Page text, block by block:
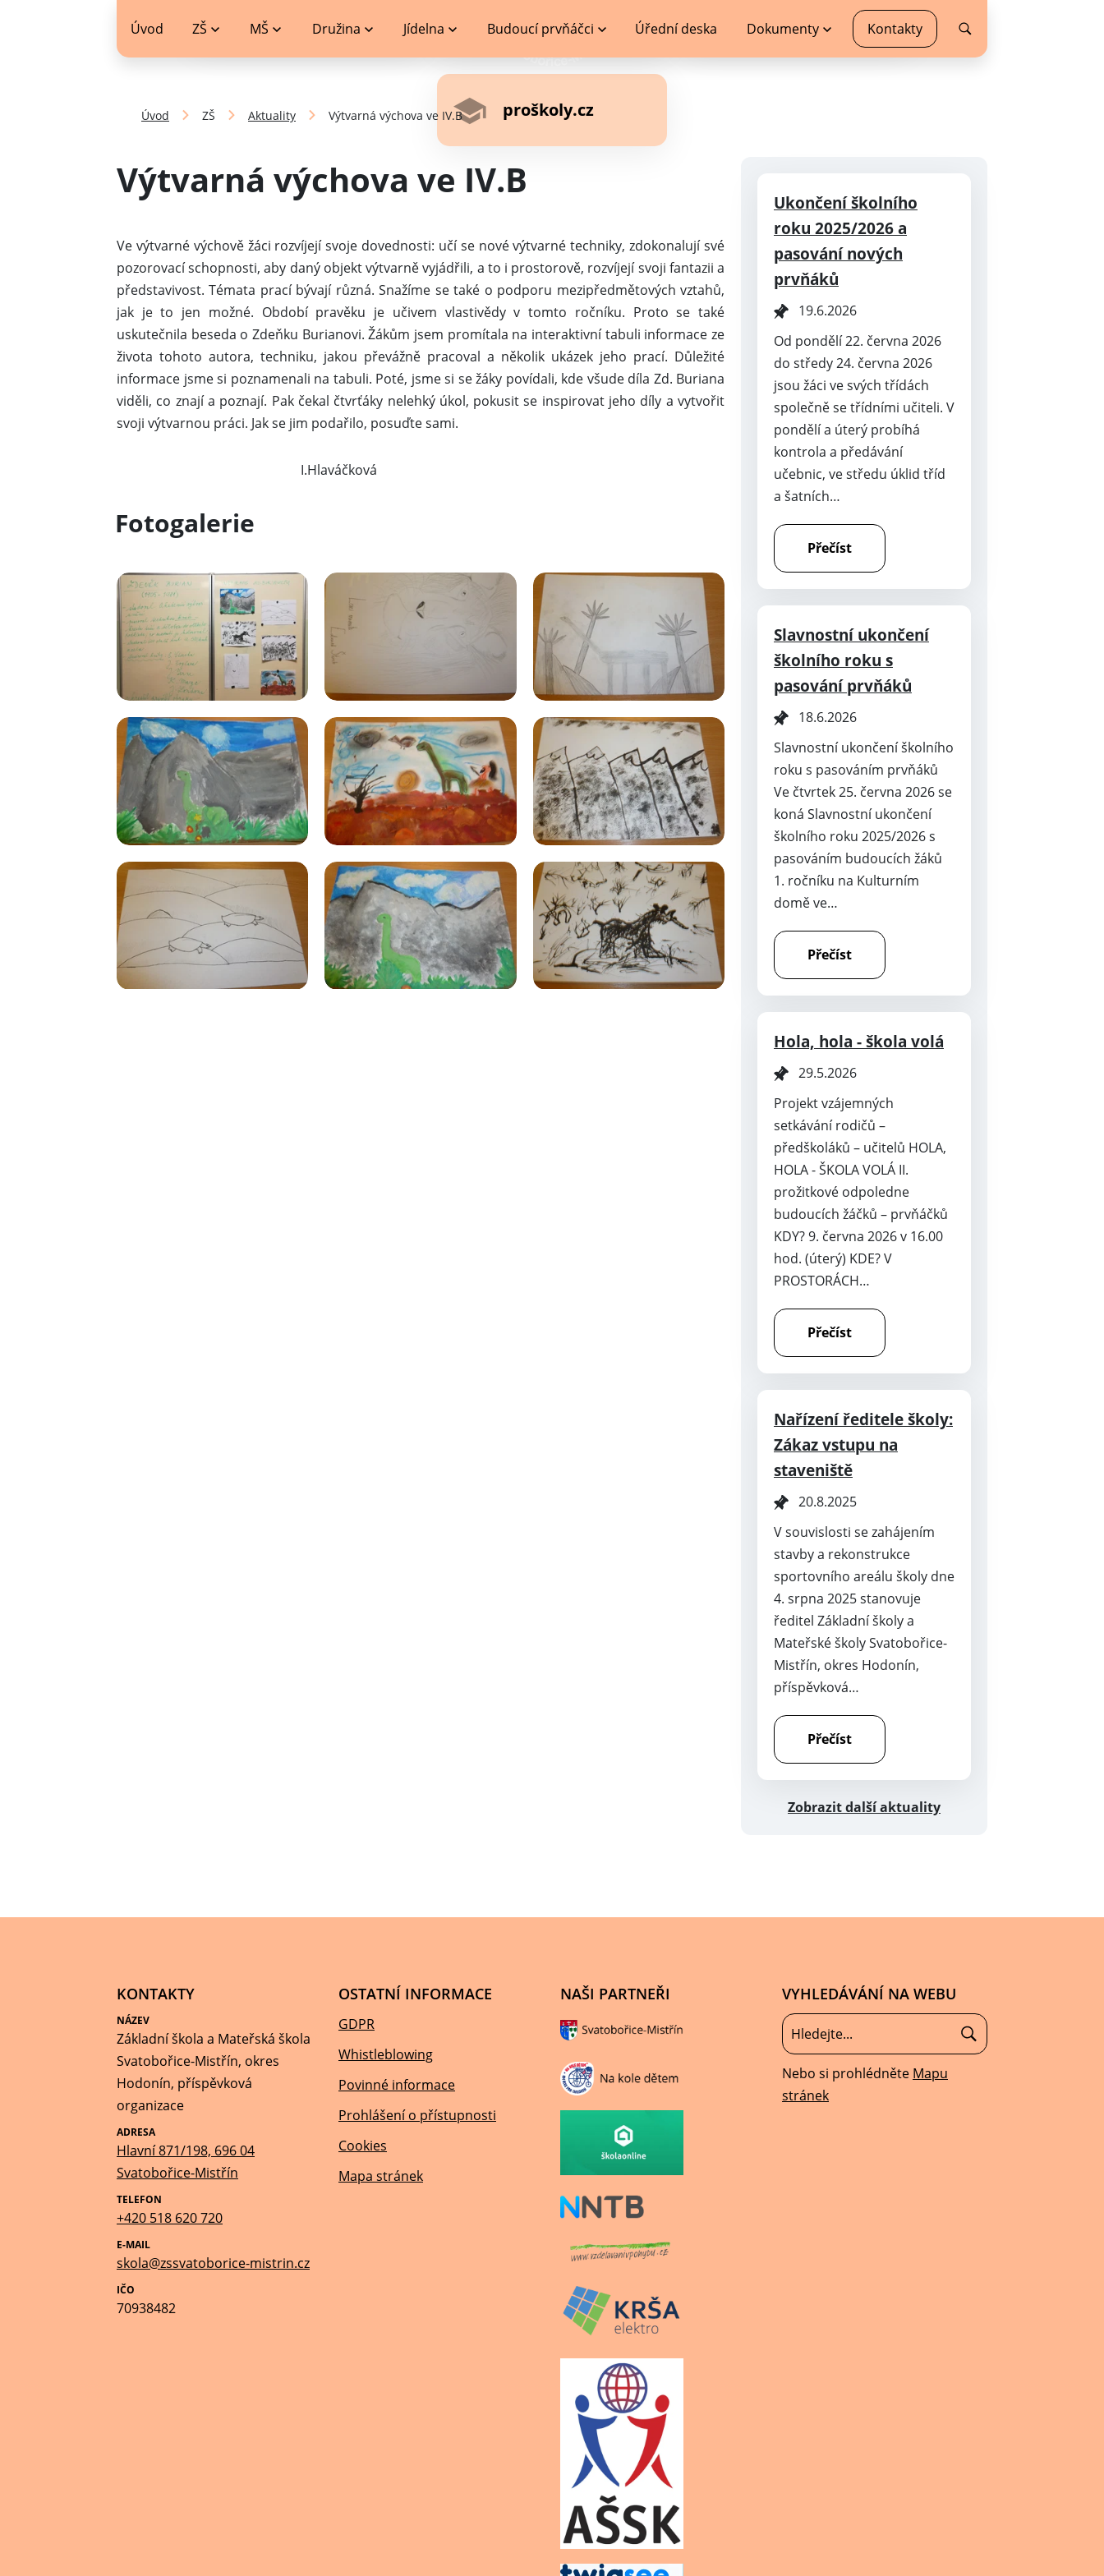
Úvod ZŠ MŠ Družina Jídelna Budoucí prvňáčci Úřední deska Dokumenty Kontakty
proškoly.cz
Úvod ZŠ Aktuality Výtvarná výchova ve IV.B
Výtvarná výchova ve IV.B
Ve výtvarné výchově žáci rozvíjejí svoje dovednosti: učí se nové výtvarné techniky, zdokonalují své
pozorovací schopnosti, aby daný objekt výtvarně vyjádřili, a to i prostorově, rozvíjejí svoji fantazii a
představivost. Témata prací bývají různá. Snažíme se také o podporu mezipředmětových vztahů,
jak je to jen možné. Období pravěku je učivem vlastivědy v tomto ročníku. Proto se také
uskutečnila beseda o Zdeňku Burianovi. Žákům jsem promítala na interaktivní tabuli informace ze
života tohoto autora, techniku, jakou převážně pracoval a několik ukázek jeho prací. Důležité
informace jsme si poznamenali na tabuli. Poté, jsme si se žáky povídali, kde všude díla Zd. Buriana
viděli, co znají a poznají. Pak čekal čtvrťáky nelehký úkol, pokusit se inspirovat jeho díly a vytvořit
svoji výtvarnou práci. Jak se jim podařilo, posuďte sami.
I.Hlaváčková
Fotogalerie
Ukončení školního
roku 2025/2026 a
pasování nových
prvňáků
19.6.2026
Od pondělí 22. června 2026
do středy 24. června 2026
jsou žáci ve svých třídách
společně se třídními učiteli. V
pondělí a úterý probíhá
kontrola a předávání
učebnic, ve středu úklid tříd
a šatních…
Přečíst
Slavnostní ukončení
školního roku s
pasování prvňáků
18.6.2026
Slavnostní ukončení školního
roku s pasováním prvňáků
Ve čtvrtek 25. června 2026 se
koná Slavnostní ukončení
školního roku 2025/2026 s
pasováním budoucích žáků
1. ročníku na Kulturním
domě ve…
Přečíst
Hola, hola - škola volá
29.5.2026
Projekt vzájemných
setkávání rodičů –
předškoláků – učitelů HOLA,
HOLA - ŠKOLA VOLÁ II.
prožitkové odpoledne
budoucích žáčků – prvňáčků
KDY? 9. června 2026 v 16.00
hod. (úterý) KDE? V
PROSTORÁCH…
Přečíst
Nařízení ředitele školy:
Zákaz vstupu na
staveniště
20.8.2025
V souvislosti se zahájením
stavby a rekonstrukce
sportovního areálu školy dne
4. srpna 2025 stanovuje
ředitel Základní školy a
Mateřské školy Svatobořice-
Mistřín, okres Hodonín,
příspěvková…
Přečíst
Zobrazit další aktuality
KONTAKTY
NÁZEV
Základní škola a Mateřská škola
Svatobořice-Mistřín, okres
Hodonín, příspěvková
organizace
ADRESA
Hlavní 871/198, 696 04
Svatobořice-Mistřín
TELEFON
+420 518 620 720
E-MAIL
skola@zssvatoborice-mistrin.cz
IČO
70938482
OSTATNÍ INFORMACE
GDPR
Whistleblowing
Povinné informace
Prohlášení o přístupnosti
Cookies
Mapa stránek
NAŠI PARTNEŘI VYHLEDÁVÁNÍ NA WEBU
Nebo si prohlédněte Mapu
stránek